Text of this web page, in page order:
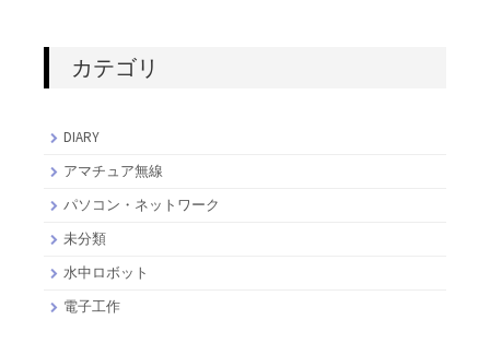
カテゴリ
DIARY
アマチュア無線
パソコン・ネットワーク
未分類
水中ロボット
電子工作